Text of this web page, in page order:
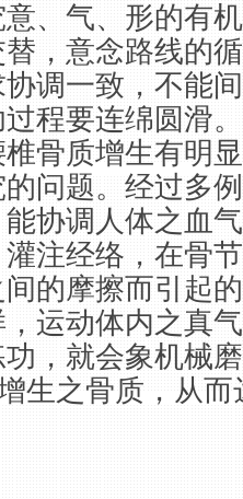
气、形的有机
，意念路线的
调一致，不能
程要连绵圆滑。
骨质增生有明
问题。经过多
协调人体之血
注经络，在骨
的摩擦而引起
运动体内之真
，就会象机械
生之骨质，从